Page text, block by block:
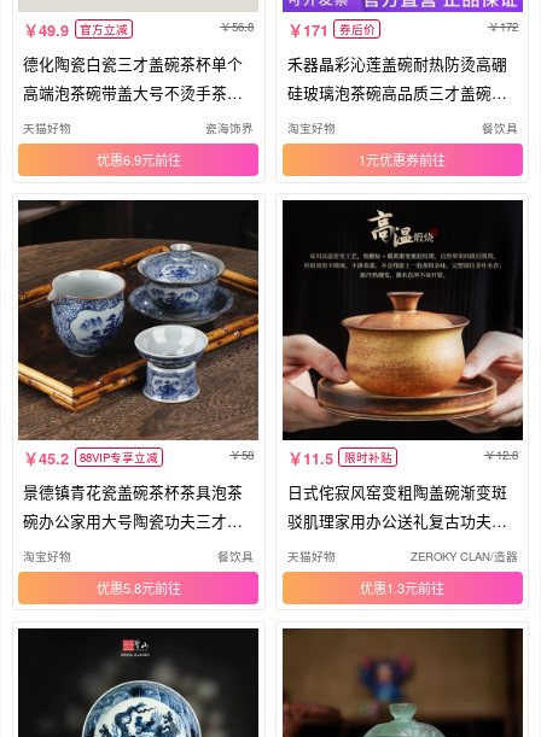
49.9 官方立减 56.8
德化陶瓷白瓷三才盖碗茶杯单个
高端泡茶碗带盖大号不烫手茶具
套装
天猫好物 瓷海饰界
优惠6.9元
171 券后价 172
禾器晶彩沁莲盖碗耐热防烫高硼
硅玻璃泡茶碗高品质三才盖碗家
用
淘宝好物 餐饮具
1元优惠券
45.2 88VIP专享立减 58
景德镇青花瓷盖碗茶杯茶具泡茶
碗办公家用大号陶瓷功夫三才碗
单个
淘宝好物 餐饮具
优惠5.8元
11.5 限时补贴 12.8
日式侘寂风窑变粗陶盖碗渐变斑
驳肌理家用办公送礼复古功夫泡
茶碗
天猫好物 ZEROKY CLAN/造器
优惠1.3元